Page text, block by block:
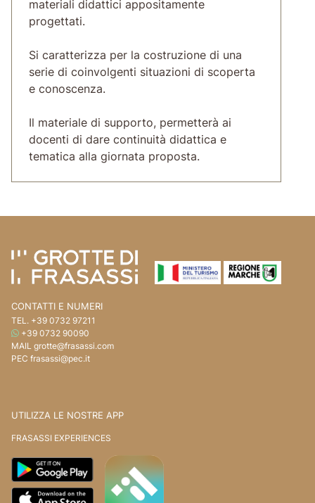
materiali didattici appositamente
progettati.
Si caratterizza per la costruzione di una
serie di coinvolgenti situazioni di scoperta
e conoscenza.
Il materiale di supporto, permetterà ai
docenti di dare continuità didattica e
tematica alla giornata proposta.
CONTATTI E NUMERI
TEL. +39 0732 97211
WHATSAPP
+39 0732 90090
MAIL grotte@frasassi.com
PEC frasassi@pec.it
UTILIZZA LE NOSTRE APP
FRASASSI EXPERIENCES